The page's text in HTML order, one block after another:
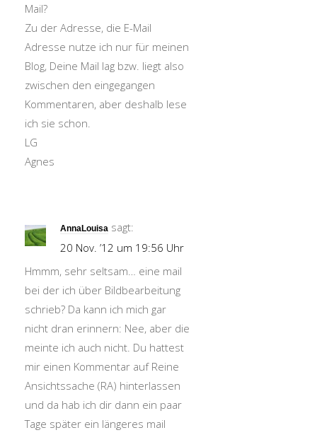
Mail?
Zu der Adresse, die E-Mail
Adresse nutze ich nur für meinen
Blog, Deine Mail lag bzw. liegt also
zwischen den eingegangen
Kommentaren, aber deshalb lese
ich sie schon.
LG
Agnes
AnnaLouisa sagt:
20 Nov. ’12 um 19:56 Uhr
Hmmm, sehr seltsam… eine mail
bei der ich über Bildbearbeitung
schrieb? Da kann ich mich gar
nicht dran erinnern: Nee, aber die
meinte ich auch nicht. Du hattest
mir einen Kommentar auf Reine
Ansichtssache (RA) hinterlassen
und da hab ich dir dann ein paar
Tage später ein längeres mail